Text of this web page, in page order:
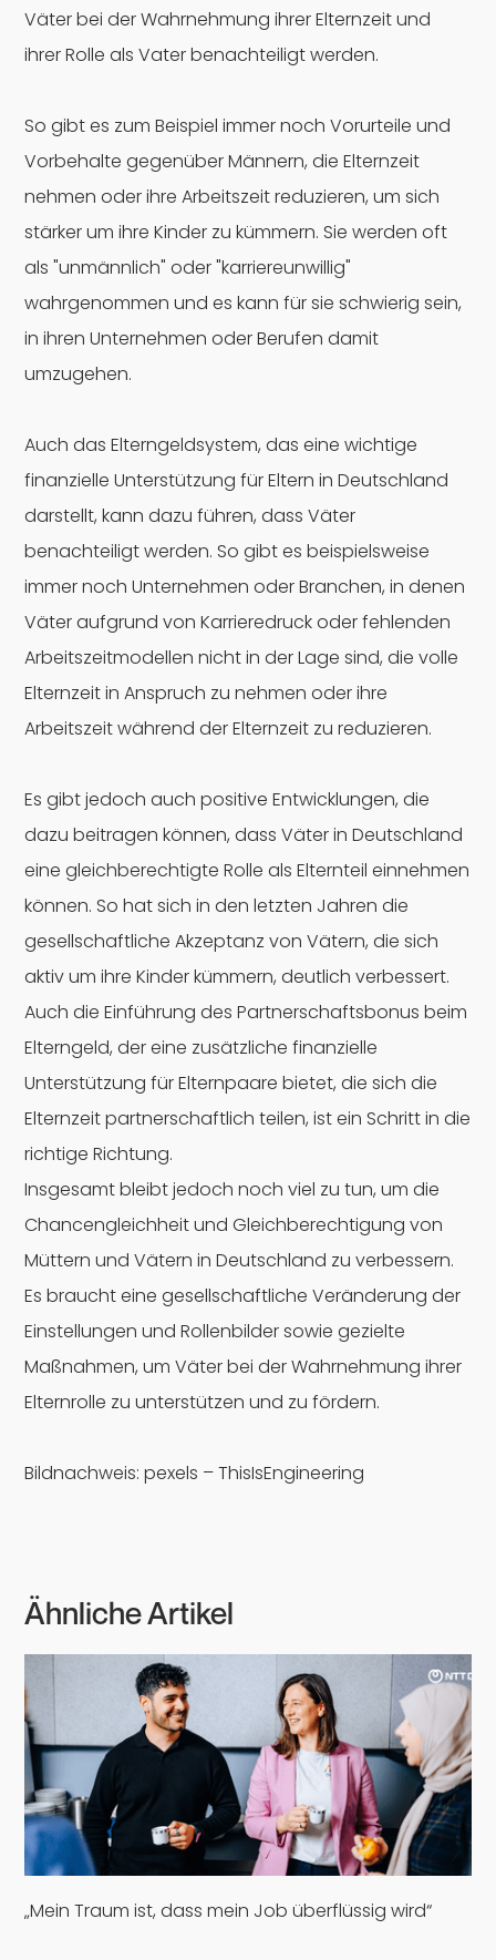
Väter bei der Wahrnehmung ihrer Elternzeit und
ihrer Rolle als Vater benachteiligt werden.
So gibt es zum Beispiel immer noch Vorurteile und
Vorbehalte gegenüber Männern, die Elternzeit
nehmen oder ihre Arbeitszeit reduzieren, um sich
stärker um ihre Kinder zu kümmern. Sie werden oft
als "unmännlich" oder "karriereunwillig"
wahrgenommen und es kann für sie schwierig sein,
in ihren Unternehmen oder Berufen damit
umzugehen.
Auch das Elterngeldsystem, das eine wichtige
finanzielle Unterstützung für Eltern in Deutschland
darstellt, kann dazu führen, dass Väter
benachteiligt werden. So gibt es beispielsweise
immer noch Unternehmen oder Branchen, in denen
Väter aufgrund von Karrieredruck oder fehlenden
Arbeitszeitmodellen nicht in der Lage sind, die volle
Elternzeit in Anspruch zu nehmen oder ihre
Arbeitszeit während der Elternzeit zu reduzieren.
Es gibt jedoch auch positive Entwicklungen, die
dazu beitragen können, dass Väter in Deutschland
eine gleichberechtigte Rolle als Elternteil einnehmen
können. So hat sich in den letzten Jahren die
gesellschaftliche Akzeptanz von Vätern, die sich
aktiv um ihre Kinder kümmern, deutlich verbessert.
Auch die Einführung des Partnerschaftsbonus beim
Elterngeld, der eine zusätzliche finanzielle
Unterstützung für Elternpaare bietet, die sich die
Elternzeit partnerschaftlich teilen, ist ein Schritt in die
richtige Richtung.
Insgesamt bleibt jedoch noch viel zu tun, um die
Chancengleichheit und Gleichberechtigung von
Müttern und Vätern in Deutschland zu verbessern.
Es braucht eine gesellschaftliche Veränderung der
Einstellungen und Rollenbilder sowie gezielte
Maßnahmen, um Väter bei der Wahrnehmung ihrer
Elternrolle zu unterstützen und zu fördern.
Bildnachweis: pexels – ThisIsEngineering
Ähnliche Artikel
„Mein Traum ist, dass mein Job überflüssig wird“